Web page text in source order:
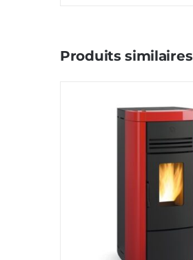
Produits similaires